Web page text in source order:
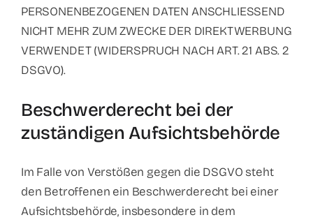
PERSONENBEZOGENEN DATEN ANSCHLIESSEND
NICHT MEHR ZUM ZWECKE DER DIREKTWERBUNG
VERWENDET (WIDERSPRUCH NACH ART. 21 ABS. 2
DSGVO).
Beschwerde­recht bei der
zuständigen Aufsichts­behörde
Im Falle von Verstößen gegen die DSGVO steht
den Betroffenen ein Beschwerderecht bei einer
Aufsichtsbehörde, insbesondere in dem